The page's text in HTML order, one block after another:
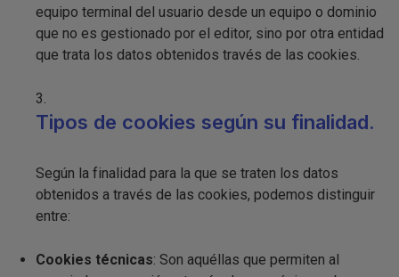
equipo terminal del usuario desde un equipo o dominio
que no es gestionado por el editor, sino por otra entidad
que trata los datos obtenidos través de las cookies.
Tipos de cookies según su finalidad.
Según la finalidad para la que se traten los datos
obtenidos a través de las cookies, podemos distinguir
entre:
Cookies técnicas: Son aquéllas que permiten al